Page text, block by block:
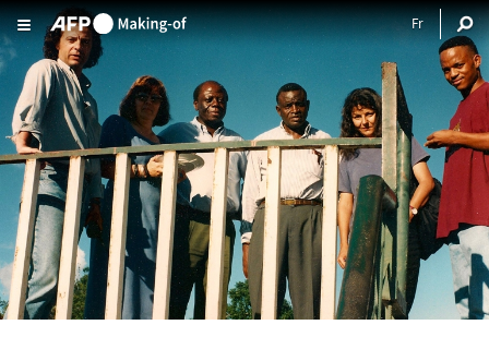
Aller au contenu principal